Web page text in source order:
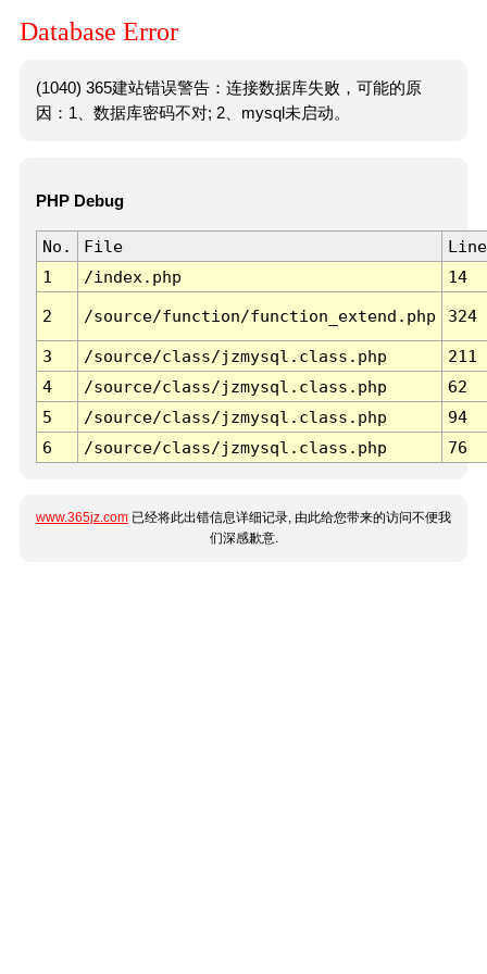
Database Error
(1040) 365建站错误警告：连接数据库失败，可能的原
因：1、数据库密码不对; 2、mysql未启动。
PHP Debug
No. File
Line
1
/index.php 14
2 /source/function/function_extend.php 324
3 /source/class/jzmysql.class.php
211
4
/source/class/jzmysql.class.php
62
5
/source/class/jzmysql.class.php
94
6
/source/class/jzmysql.class.php 76
www.365jz.com 已经将此出错信息详细记录, 由此给您带来的访问不便我
们深感歉意.